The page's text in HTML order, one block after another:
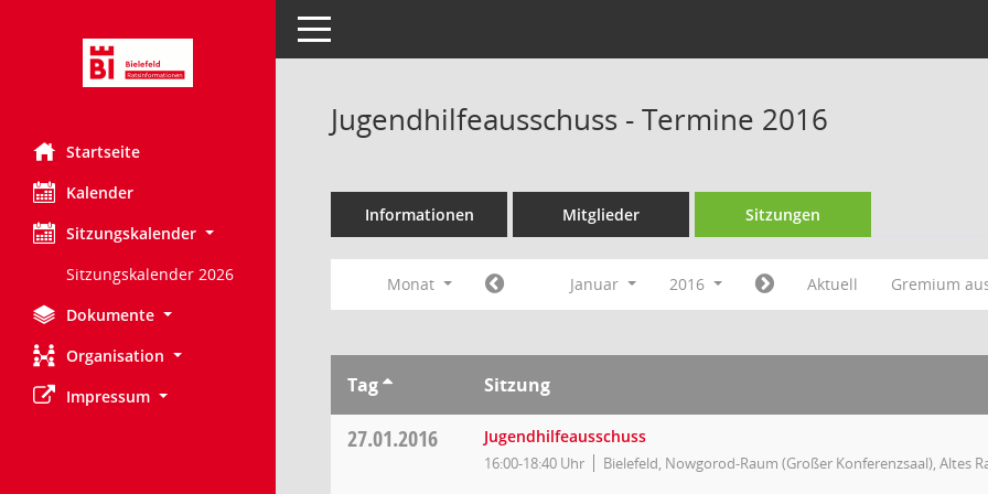
Startseite
Kalender
Sitzungskalender
Sitzungskalender 2026
Dokumente
Organisation
Impressum
Toggle navigation
Jugendhilfeausschuss - Termine 2016
Informationen Mitglieder Sitzungen
Monat Januar 2016 Aktuell Gremium
Tag Sitzung
27.01.2016 Jugendhilfeausschuss
16:00-18:40 Uhr Bielefeld, Nowgorod-Raum (Großer Konferenzsaal), Altes